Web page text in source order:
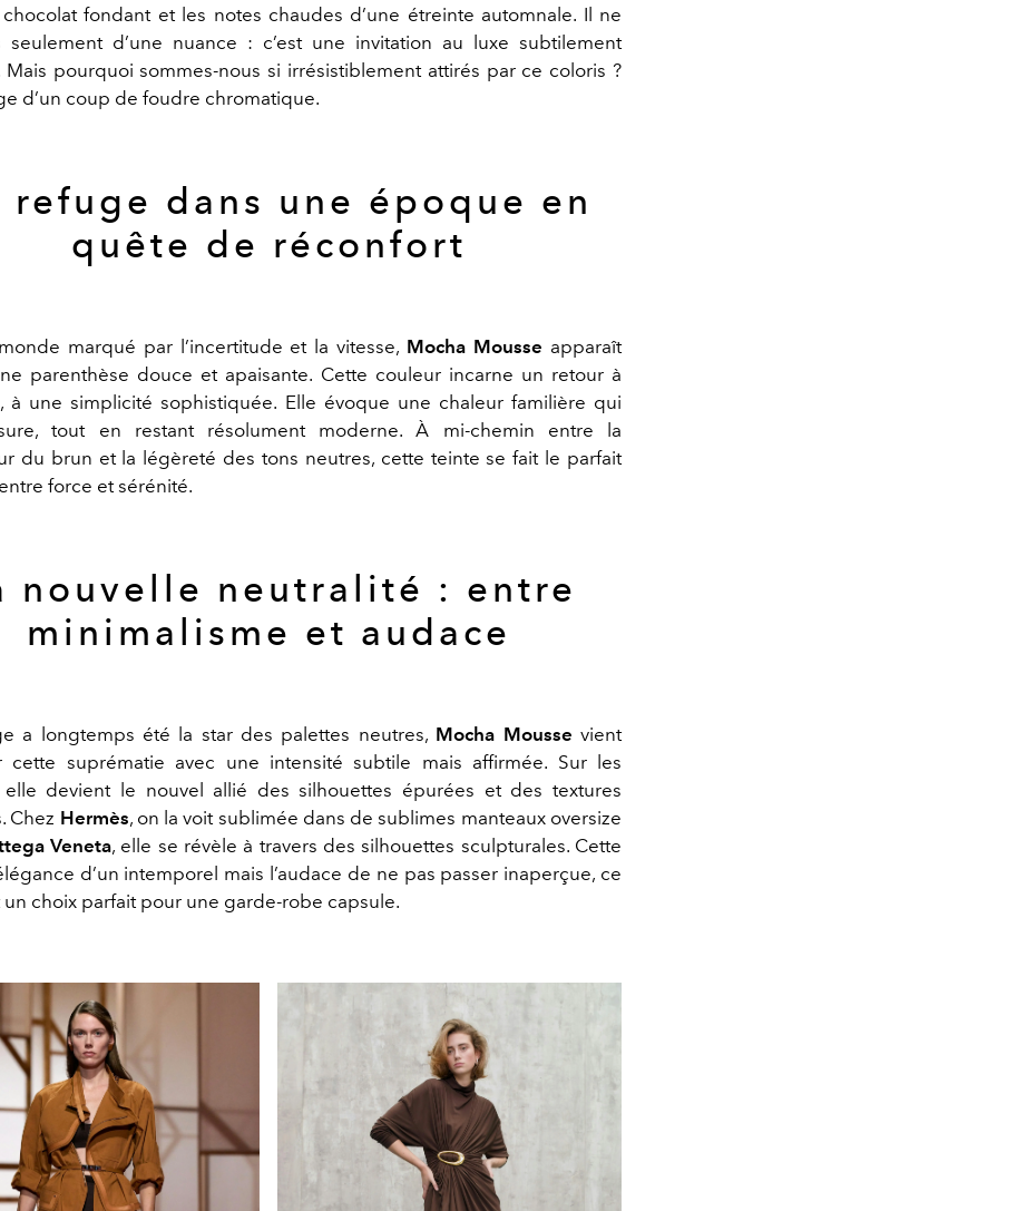
fondant et les notes chaudes d’une étreinte automnale. Il ne
seulement d’une nuance : c’est une invitation au luxe subtilement
Mais pourquoi sommes-nous si irrésistiblement attirés par ce coloris ?
d’un coup de foudre chromatique.
refuge dans une époque en
quête de réconfort
marqué par l’incertitude et la vitesse, Mocha Mousse apparaît
parenthèse douce et apaisante. Cette couleur incarne un retour à
à une simplicité sophistiquée. Elle évoque une chaleur familière qui
tout en restant résolument moderne. À mi-chemin entre la
du brun et la légèreté des tons neutres, cette teinte se fait le parfait
force et sérénité.
nouvelle neutralité : entre
minimalisme et audace
a longtemps été la star des palettes neutres, Mocha Mousse vient
cette suprématie avec une intensité subtile mais affirmée. Sur les
elle devient le nouvel allié des silhouettes épurées et des textures
Chez Hermès, on la voit sublimée dans de sublimes manteaux oversize
Veneta, elle se révèle à travers des silhouettes sculpturales. Cette
d’un intemporel mais l’audace de ne pas passer inaperçue, ce
un choix parfait pour une garde-robe capsule.